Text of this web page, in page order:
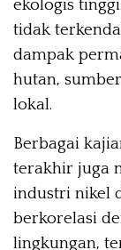
ekologis
tidak
dampak
hutan,
lokal.
Berbagai
terakhir juga
industri nikel
berkorelasi
lingkungan,